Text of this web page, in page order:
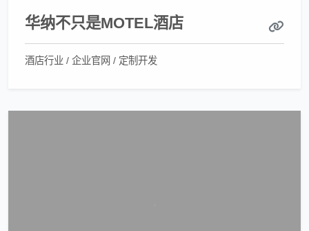
华纳不只是MOTEL酒店
酒店行业 / 企业官网 / 定制开发